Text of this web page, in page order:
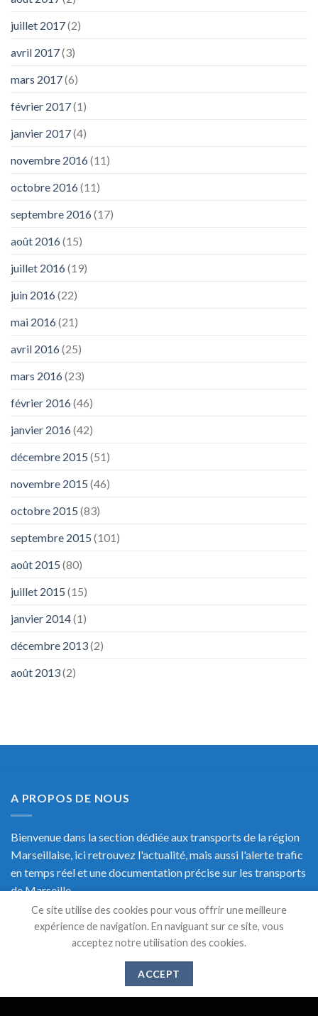
juillet 2017(2)
avril 2017(3)
mars 2017(6)
février 2017(1)
janvier 2017(4)
novembre 2016(11)
octobre 2016(11)
septembre 2016(17)
août 2016(15)
juillet 2016(19)
juin 2016(22)
mai 2016(21)
avril 2016(25)
mars 2016(23)
février 2016(46)
janvier 2016(42)
décembre 2015 (51)
novembre 2015 (46)
octobre 2015 (83)
septembre 2015 (101)
août 2015 (80)
juillet 2015 (15)
janvier 2014(1)
décembre 2013(2)
août 2013(2)
A PROPOS DE NOUS
Bienvenue dans la section dédiée aux transports de la région
Marseillaise, ici retrouvez l'actualité, mais aussi l'alerte trafic
en temps réel et une documentation précise sur les transports
de Marseille.
Ce site utilise des cookies pour vous offrir une meilleure
expérience de navigation. En naviguant sur ce site, vous
acceptez notre utilisation des cookies.
ACCEPT